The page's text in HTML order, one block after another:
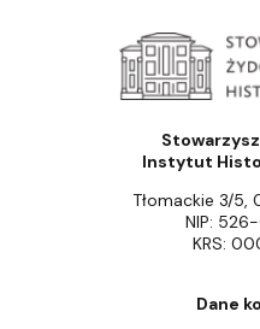
Instytut
Tłomackie 3/
NIP:
KRS:
Dane